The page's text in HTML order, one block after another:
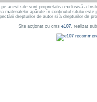
acest site sunt proprietatea exclusivă a
materialelor apărute în conținutul sitului
drepturilor de autor si a drepturilor de
Site acţionat cu cms e107, realizat